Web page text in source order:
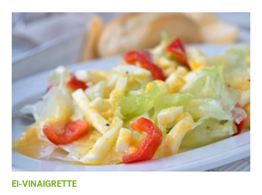
EI-VINAIGRETTE